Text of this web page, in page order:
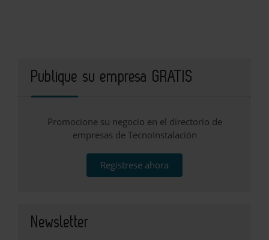
Publique su empresa GRATIS
Promocione su negocio en el directorio de
empresas de TecnoInstalación
Regístrese ahora
Newsletter